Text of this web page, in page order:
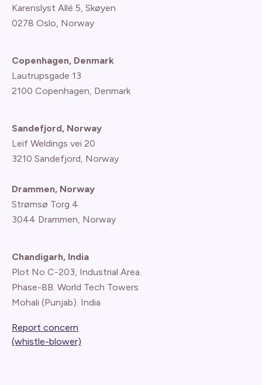
Karenslyst Allé 5, Skøyen
0278 Oslo, Norway
Copenhagen, Denmark
Lautrupsgade 13
2100 Copenhagen , Denmark
Sandefjord, Norway
Leif Weldings vei 20
3210 Sandefjord, Norway
Drammen, Norway
Strømsø Torg 4
3044 Drammen, Norway
Chandigarh, India
Plot No C-203, Industrial Area.
Phase-8B. World Tech Towers
Mohali (Punjab). India
Report concern
(whistle-blower)